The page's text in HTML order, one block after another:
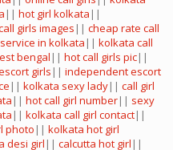
|| hot girl kolkata ||
girls images || cheap rate call
in kolkata || kolkata call
bengal || hot call girls pic||
girls || independent escort
|| kolkata sexy lady|| call girl
|| hot call girl number|| sexy
|| kolkata call girl contact||
photo || kolkata hot girl
desi girl || calcutta hot girl ||